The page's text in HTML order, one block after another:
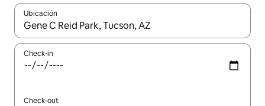
Ubicación
Cuando los resultados estén disponibles, navegá con las
Check-in
Check-out